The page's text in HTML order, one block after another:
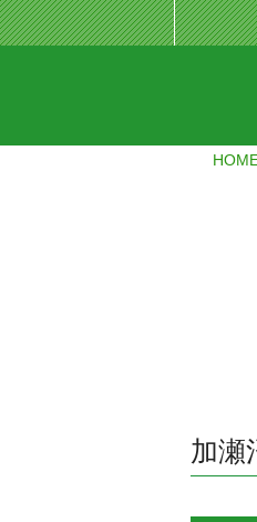
加瀬